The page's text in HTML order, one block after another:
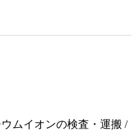
ムイオンの検査・運搬 /